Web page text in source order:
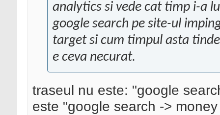
analytics si vede cat timp i-a
google search pe site-ul
target si cum timpul asta
e ceva necurat.
traseul nu este: "google
este "google search ->